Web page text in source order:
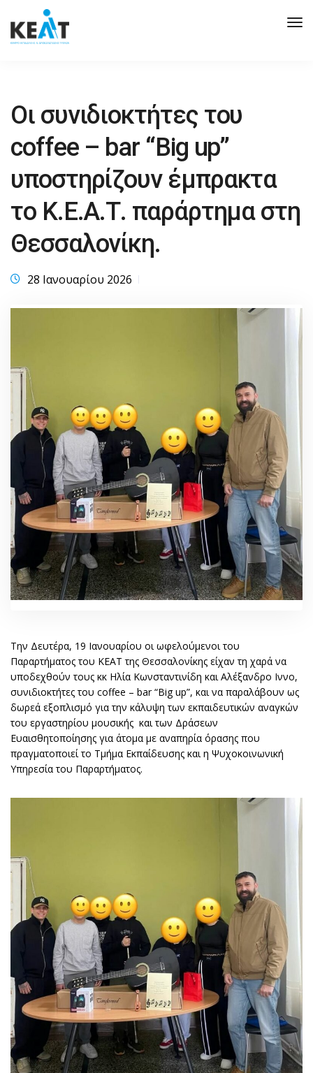
Οι συνιδιοκτήτες του
coffee – bar “Big up”
υποστηρίζουν έμπρακτα
το Κ.Ε.Α.Τ. παράρτημα στη
Θεσσαλονίκη.
28 Ιανουαρίου 2026
Την Δευτέρα, 19 Ιανουαρίου οι ωφελούμενοι του
Παραρτήματος του ΚΕΑΤ της Θεσσαλονίκης είχαν τη χαρά να
υποδεχθούν τους κκ Ηλία Κωνσταντινίδη και Αλέξανδρο Ιννο,
συνιδιοκτήτες του coffee – bar “Big up”, και να παραλάβουν ως
δωρεά εξοπλισμό για την κάλυψη των εκπαιδευτικών αναγκών
του εργαστηρίου μουσικής και των Δράσεων
Ευαισθητοποίησης για άτομα με αναπηρία όρασης που
πραγματοποιεί το Τμήμα Εκπαίδευσης και η Ψυχοκοινωνική
Υπηρεσία του Παραρτήματος.